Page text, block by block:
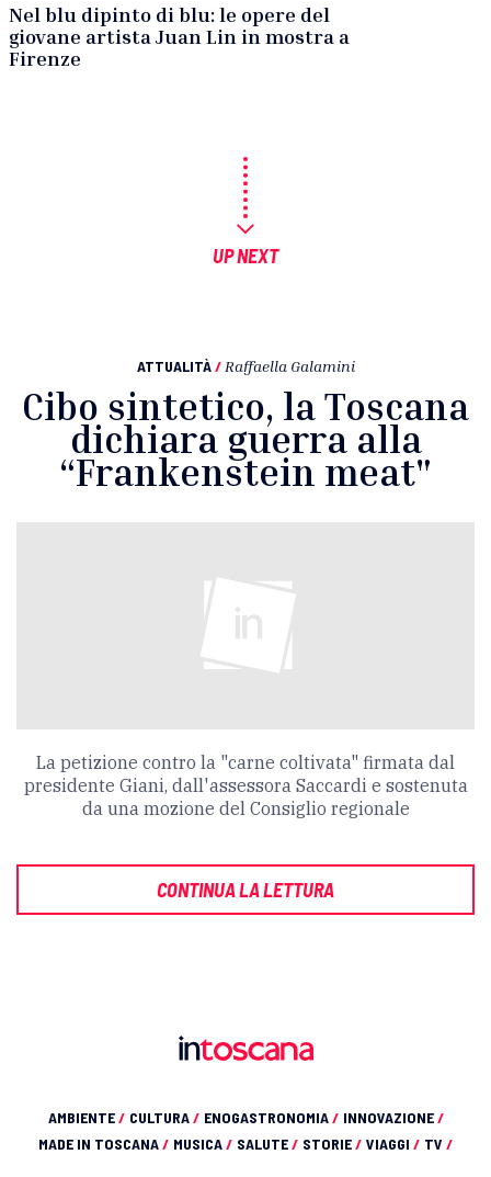
Nel blu dipinto di blu: le opere del
giovane artista Juan Lin in mostra a
Firenze
UP NEXT
ATTUALITÀ / Raffaella Galamini
Cibo sintetico, la Toscana
dichiara guerra alla
“Frankenstein meat"
La petizione contro la "carne coltivata" firmata dal
presidente Giani, dall'assessora Saccardi e sostenuta
da una mozione del Consiglio regionale
CONTINUA LA LETTURA
AMBIENTE/ CULTURA/ ENOGASTRONOMIA/ INNOVAZIONE/
MADE IN TOSCANA/ MUSICA/ SALUTE/ STORIE/ VIAGGI / TV /